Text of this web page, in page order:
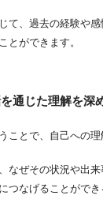
て、過去の経験や
とができます。
通じた理解を深
ことで、自己への理
なぜその状況や出
つなげることができ